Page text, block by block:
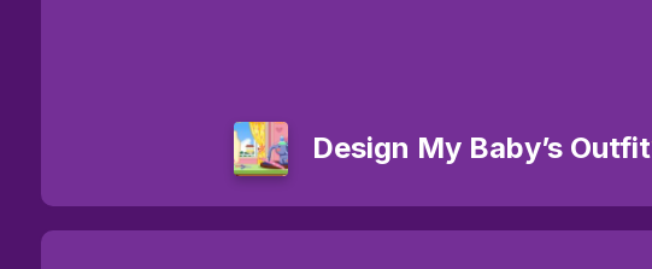
Design My Baby’s Outfit